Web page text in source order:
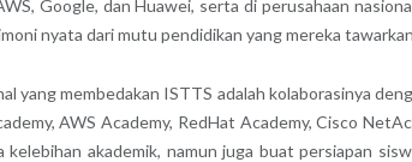
Google, dan Huawei, serta di perusahaan
nyata dari mutu pendidikan yang mereka
yang membedakan ISTTS adalah kolaborasinya
AWS Academy, RedHat Academy, Cisco
kelebihan akademik, namun juga buat persiapan